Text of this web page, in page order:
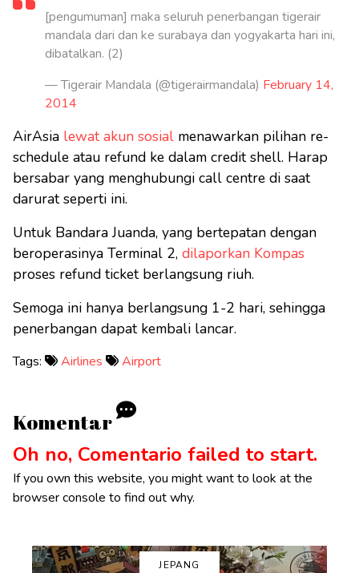
[pengumuman] maka seluruh penerbangan tigerair
mandala dari dan ke surabaya dan yogyakarta hari ini,
dibatalkan. (2)
— Tigerair Mandala (@tigerairmandala) February 14,
2014
AirAsia lewat akun sosial menawarkan pilihan re-
schedule atau refund ke dalam credit shell. Harap
bersabar yang menghubungi call centre di saat
darurat seperti ini.
Untuk Bandara Juanda, yang bertepatan dengan
beroperasinya Terminal 2, dilaporkan Kompas
proses refund ticket berlangsung riuh.
Semoga ini hanya berlangsung 1-2 hari, sehingga
penerbangan dapat kembali lancar.
Tags: Airlines Airport
Komentar
Oh no, Comentario failed to start.
If you own this website, you might want to look at the
browser console to find out why.
JEPANG